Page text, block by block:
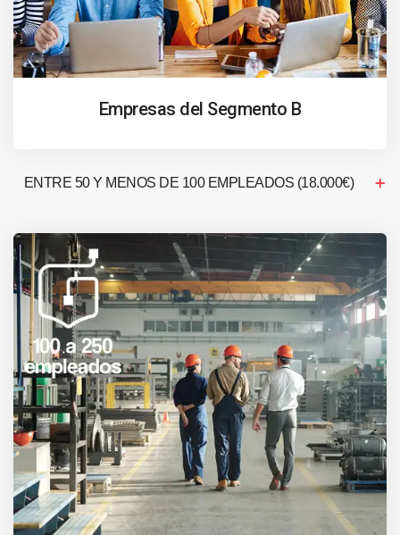
Empresas del Segmento B
ENTRE 50 Y MENOS DE 100 EMPLEADOS (18.000€)